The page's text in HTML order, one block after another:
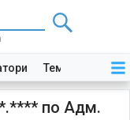
Теми Закони
по Адм.